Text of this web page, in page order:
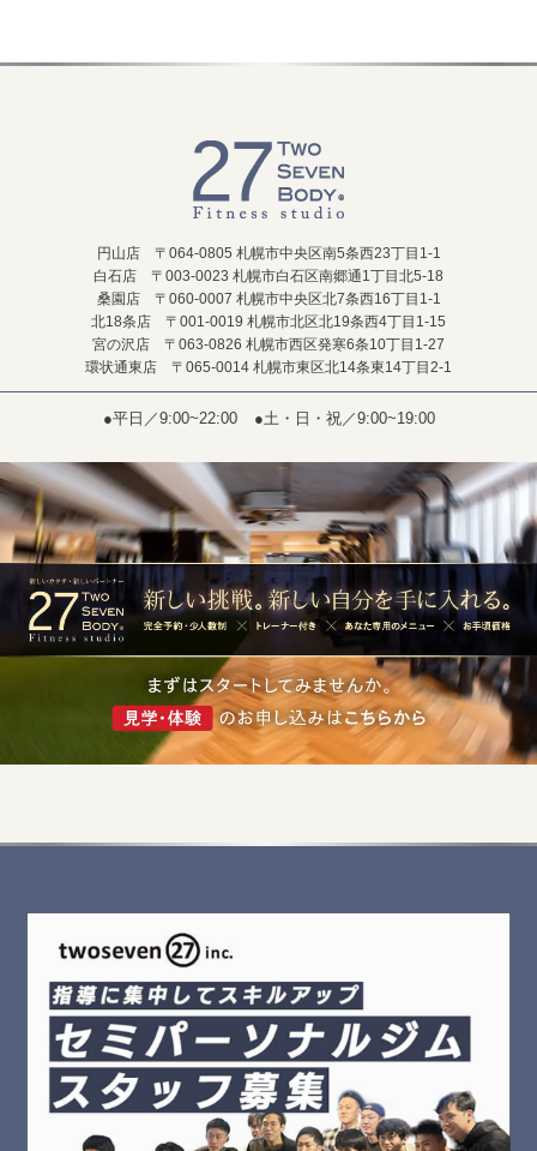
円山店 〒064-0805 札幌市中央区南5条西23丁目1-1
白石店 〒003-0023 札幌市白石区南郷通1丁目北5-18
桑園店 〒060-0007 札幌市中央区北7条西16丁目1-1
北18条店 〒001-0019 札幌市北区北19条西4丁目1-15
宮の沢店 〒063-0826 札幌市西区発寒6条10丁目1-27
環状通東店 〒065-0014 札幌市東区北14条東14丁目2-1
●平日／9:00~22:00 ●土・日・祝／9:00~19:00